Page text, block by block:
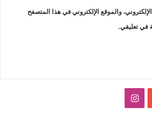
والموقع الإلكتروني في هذا المتصفح
في تعليقي.
انستقرام